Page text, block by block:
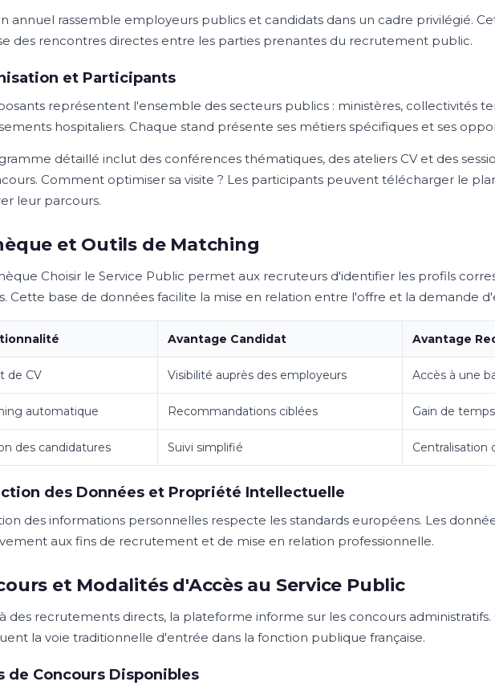
annuel rassemble employeurs publics et candidats dans un cadre privilégié.
des rencontres directes entre les parties prenantes du recrutement public.
et Participants
représentent l'ensemble des secteurs publics : ministères, collectivités
hospitaliers. Chaque stand présente ses métiers spécifiques et ses
détaillé inclut des conférences thématiques, des ateliers CV et des
Comment optimiser sa visite ? Les participants peuvent télécharger le
leur parcours.
et Outils de Matching
Choisir le Service Public permet aux recruteurs d'identifier les profils
Cette base de données facilite la mise en relation entre l'offre et la demande
Avantage Candidat Avantage
de CV Visibilité auprès des employeurs Accès à une
automatique Recommandations ciblées Gain de
des candidatures Suivi simplifié Centralisation
des Données et Propriété Intellectuelle
des informations personnelles respecte les standards européens. Les
aux fins de recrutement et de mise en relation professionnelle.
et Modalités d'Accès au Service Public
des recrutements directs, la plateforme informe sur les concours administratifs.
la voie traditionnelle d'entrée dans la fonction publique française.
de Concours Disponibles